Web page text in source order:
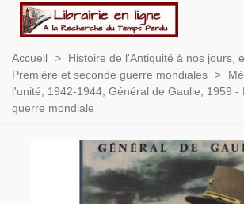
Accueil > Histoire de l'Antiquité à nos jours,
Première et seconde guerre mondiales >
l'unité, 1942-1944, Général de Gaulle, 1959 -
guerre mondiale